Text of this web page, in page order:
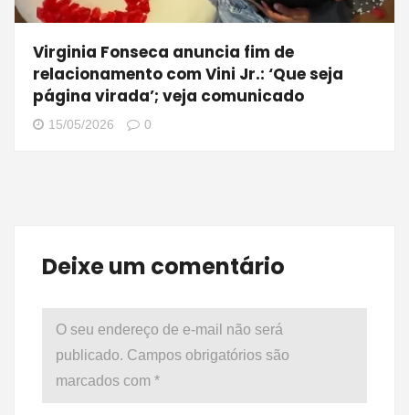
Virginia Fonseca anuncia fim de
relacionamento com Vini Jr.: ‘Que seja
página virada’; veja comunicado
15/05/2026 0
Deixe um comentário
O seu endereço de e-mail não será
publicado. Campos obrigatórios são
marcados com *